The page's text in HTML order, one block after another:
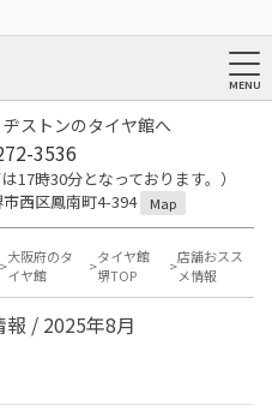
ストンのタイヤ館へ
3536
時30分となっております。）
西区鳳南町4-394
Map
大阪府のタ
イヤ館
タイヤ館
堺TOP
店舗おスス
メ情報
/ 2025年8月